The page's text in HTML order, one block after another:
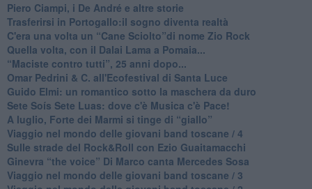
​Piero Ciampi, i De André e altre storie
​Trasferirsi in Portogallo:il sogno diventa realtà
​C'era una volta un “Cane Sciolto”di nome Zio Rock
Quella volta, con il Dalai Lama a Pomaia...
​“Maciste contro tutti”, 25 anni dopo...
​Omar Pedrini & C. all'Ecofestival di Santa Luce
Guido Elmi: un romantico sotto la maschera da duro
Sete Soís Sete Luas: dove c'è Musica c'è Pace!
​A luglio, Forte dei Marmi si tinge di “giallo”
Viaggio nel mondo delle giovani band toscane / 4
Sulle strade del Rock&Roll con Ezio Guaitamacchi
​Ginevra “the voice” Di Marco canta Mercedes Sosa
Viaggio nel mondo delle giovani band toscane / 3